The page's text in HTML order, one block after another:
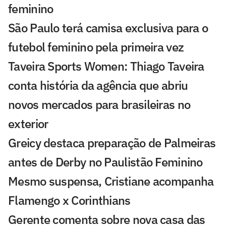
feminino
São Paulo terá camisa exclusiva para o
futebol feminino pela primeira vez
Taveira Sports Women: Thiago Taveira
conta história da agência que abriu
novos mercados para brasileiras no
exterior
Greicy destaca preparação de Palmeiras
antes de Derby no Paulistão Feminino
Mesmo suspensa, Cristiane acompanha
Flamengo x Corinthians
Gerente comenta sobre nova casa das